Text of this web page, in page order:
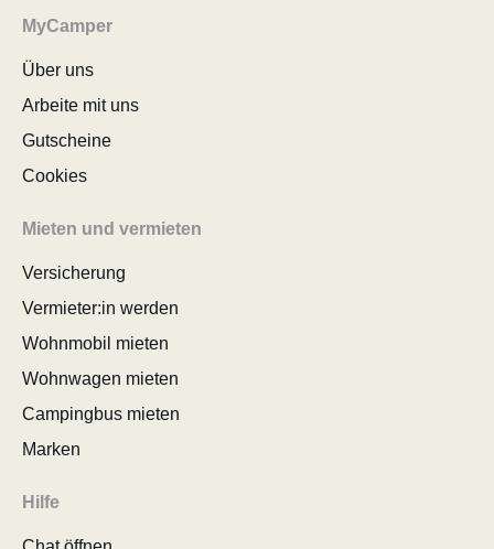
MyCamper
Über uns
Arbeite mit uns
Gutscheine
Cookies
Mieten und vermieten
Versicherung
Vermieter:in werden
Wohnmobil mieten
Wohnwagen mieten
Campingbus mieten
Marken
Hilfe